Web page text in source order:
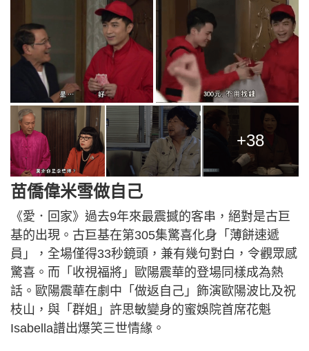
+38
苗僑偉米雪做自己
《愛．回家》過去9年來最震撼的客串，絕對是古巨
基的出現。古巨基在第305集驚喜化身「薄餅速遞
員」，全場僅得33秒鏡頭，兼有幾句對白，令觀眾感
驚喜。而「收視福將」歐陽震華的登場同樣成為熱
話。歐陽震華在劇中「做返自己」飾演歐陽波比及祝
枝山，與「群姐」許思敏變身的蜜娛院首席花魁
Isabella譜出爆笑三世情緣。